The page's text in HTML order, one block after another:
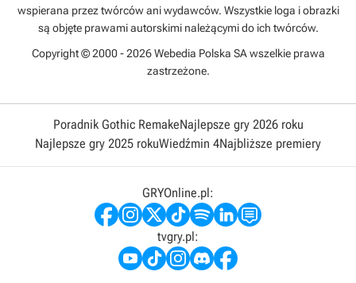
wspierana przez twórców ani wydawców. Wszystkie loga i obrazki
są objęte prawami autorskimi należącymi do ich twórców.
Copyright © 2000 - 2026 Webedia Polska SA wszelkie prawa
zastrzeżone.
Poradnik Gothic RemakeNajlepsze gry 2026 roku
Najlepsze gry 2025 rokuWiedźmin 4Najbliższe premiery
GRYOnline.pl:
tvgry.pl: